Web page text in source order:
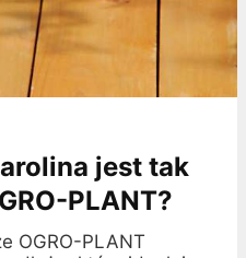
jest tak
PLANT?
OGRO-PLANT